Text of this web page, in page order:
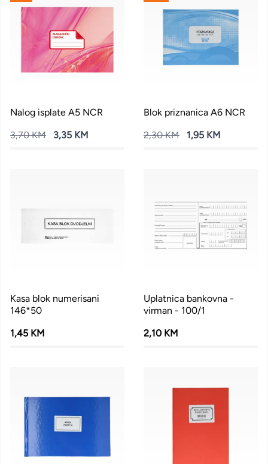
Nalog isplate A5 NCR
3,70 KM
3,35 KM
Blok priznanica A6 NCR
2,30 KM
1,95 KM
Kasa blok numerisani
146*50
1,45 KM
Uplatnica bankovna -
virman - 100/1
2,10 KM